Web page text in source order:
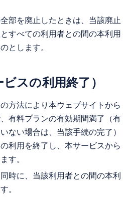
部を廃止したときは、当該廃止
すべての利用者との間の本利用
とします。
スの利用終了）
方法により本ウェブサイトから
有料プランの有効期間満了（有
ない場合は、当該手続の完了）
利用を終了し、本サービスから
す。
時に、当該利用者との間の本利
。